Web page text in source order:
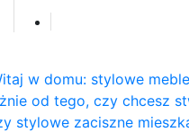
w domu: stylowe
od tego, czy chcesz
stylowe zaciszne